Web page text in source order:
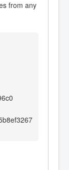
from any